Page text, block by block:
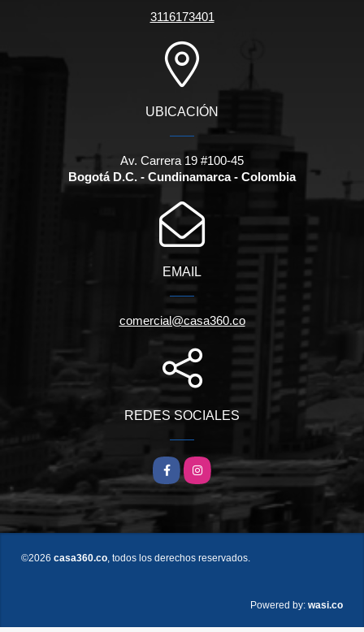
3116173401
UBICACIÓN
Av. Carrera 19 #100-45
Bogotá D.C. - Cundinamarca - Colombia
EMAIL
comercial@casa360.co
REDES SOCIALES
FacebookInstagram
©2026 casa360.co , todos los derechos reservados.
Powered by: wasi.co